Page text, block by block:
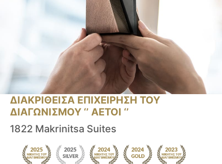
ΔΙΑΚΡΙΘΕΙΣΑ ΕΠΙΧΕΙΡΗΣΗ ΤΟΥ
ΔΙΑΓΩΝΙΣΜΟΥ ‘’ ΑΕΤΟΙ ‘’
1822 Makrinitsa Suites